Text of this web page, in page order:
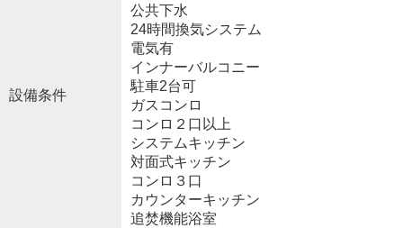
設備条件
公共下水
24時間換気システム
電気有
インナーバルコニー
駐車2台可
ガスコンロ
コンロ２口以上
システムキッチン
対面式キッチン
コンロ３口
カウンターキッチン
追焚機能浴室